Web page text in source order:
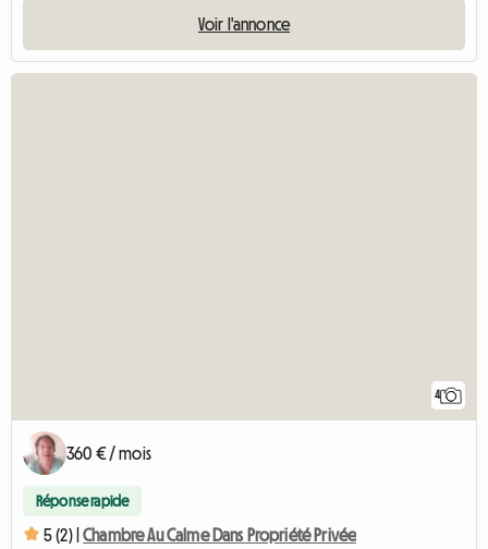
Voir l'annonce
4
360 € / mois
Réponse rapide
5 (2) | Chambre Au Calme Dans Propriété Privée